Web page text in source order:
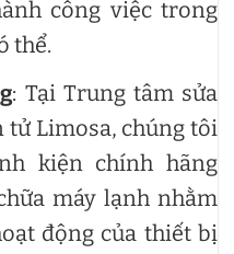
công việc trong
thể.
: Tại Trung tâm sửa
tử Limosa, chúng tôi
kiện chính hãng
máy lạnh nhằm
động của thiết bị